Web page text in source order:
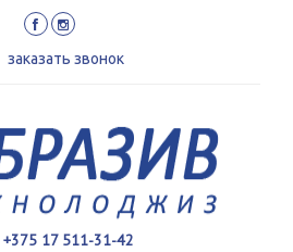
заказать звонок
+375 17 511-31-42